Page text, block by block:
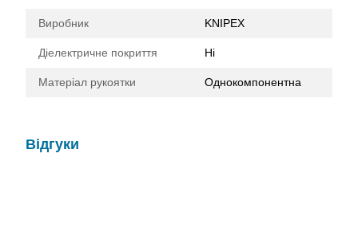
Виробник KNIPEX
Діелектричне покриття Ні
Матеріал рукоятки Однокомпонентна
Відгуки